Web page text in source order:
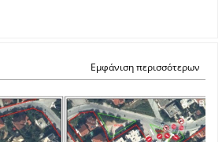
Εμφάνιση περισσότερων